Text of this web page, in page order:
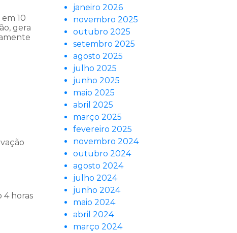
10
gera
4 horas
janeiro 2026
novembro 2025
outubro 2025
setembro 2025
agosto 2025
julho 2025
junho 2025
maio 2025
abril 2025
março 2025
fevereiro 2025
novembro 2024
outubro 2024
agosto 2024
julho 2024
junho 2024
maio 2024
abril 2024
março 2024